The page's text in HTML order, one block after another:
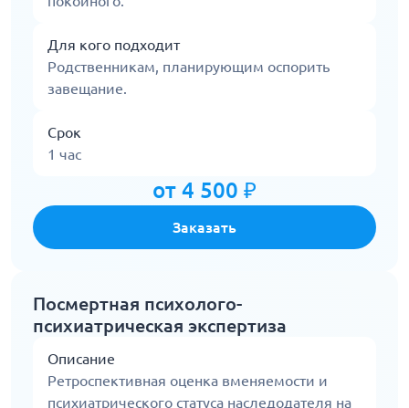
Для кого подходит
Родственникам, планирующим оспорить
завещание.
Срок
1 час
от 4 500 ₽
Заказать
Посмертная психолого-
психиатрическая экспертиза
Описание
Ретроспективная оценка вменяемости и
психиатрического статуса наследодателя на